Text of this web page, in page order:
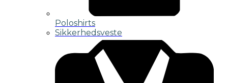
Poloshirts
Sikkerhedsveste